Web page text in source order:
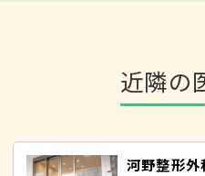
近隣の
河野整形外